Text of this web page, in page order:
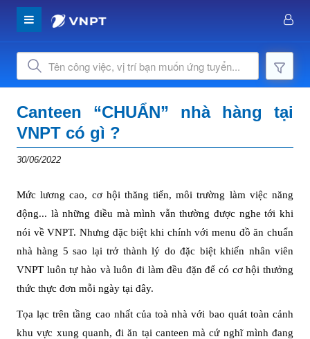
Canteen “CHUẨN” nhà hàng tại
VNPT có gì ?
30/06/2022
Mức lương cao, cơ hội thăng tiến, môi trường làm việc năng
động... là những điều mà mình vẫn thường được nghe tới khi
nói về VNPT. Nhưng đặc biệt khi chính với menu đồ ăn chuẩn
nhà hàng 5 sao lại trở thành lý do đặc biệt khiến nhân viên
VNPT luôn tự hào và luôn đi làm đều đặn để có cơ hội thưởng
thức thực đơn mỗi ngày tại đây.
Tọa lạc trên tầng cao nhất của toà nhà với bao quát toàn cảnh
khu vực xung quanh, đi ăn tại canteen mà cứ nghĩ mình đang